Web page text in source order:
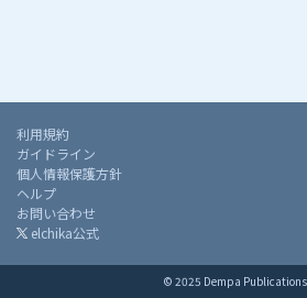
利用規約
ガイドライン
個人情報保護方針
ヘルプ
お問い合わせ
elchika公式
© 2025 Dempa